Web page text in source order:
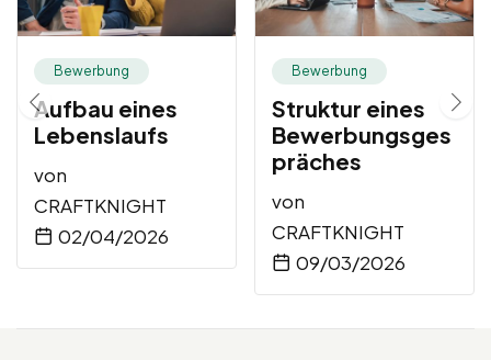
Bewerbung
Aufbau eines
Lebenslaufs
von
CRAFTKNIGHT
02/04/2026
Bewerbung
Struktur eines
Bewerbungsges
präches
von
CRAFTKNIGHT
09/03/2026